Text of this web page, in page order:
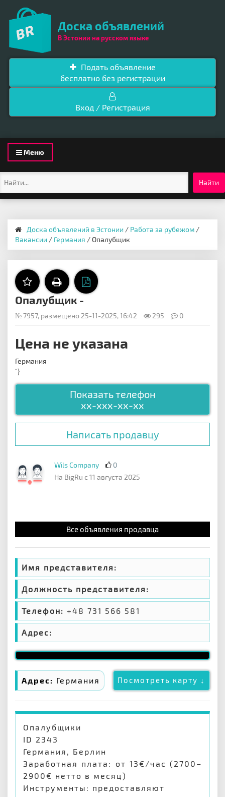
Доска объявлений
В Эстонии на русском языке
Подать объявление
бесплатно без регистрации
Вход / Регистрация
Toggle
navigation
Меню
Найти
Доска объявлений в Эстонии / Работа за рубежом /
Вакансии / Германия / Опалубщик
Опалубщик -
№ 7957, размещено 25-11-2025, 16:42 295 0
Цена не указана
Германия
"}
Показать телефон
xx-xxx-xx-xx
Написать продавцу
Wils Company
0
На BigRu с 11 августа 2025
Все объявления продавца
Имя представителя:
Должность представителя:
Телефон: +48 731 566 581
Адрес:
Адрес: Германия Посмотреть карту ↓
Опалубщики
ID 2343
Германия, Берлин
Заработная плата: от 13€/час (2700–
2900€ нетто в месяц)
Инструменты: предоставляют